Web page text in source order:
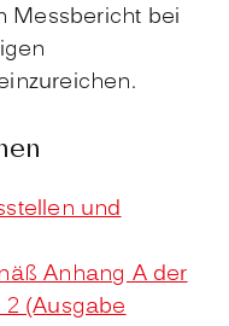
Messbericht bei
und
Anhang A der
2 (Ausgabe